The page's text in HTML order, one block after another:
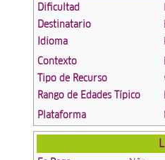
Dificultad
Destinatario
Idioma
Contexto
Tipo de Recurso
Rango de Edades Típico
Plataforma